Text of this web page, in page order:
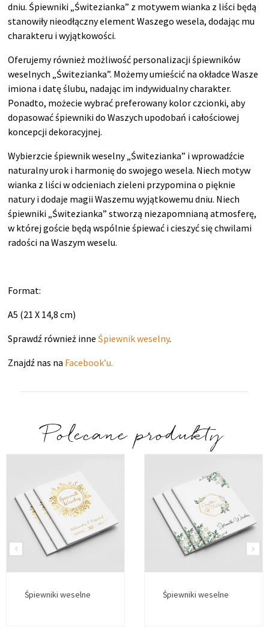
dniu. Śpiewniki „Świtezianka” z motywem wianka z liści będą
stanowiły nieodłączny element Waszego wesela, dodając mu
charakteru i wyjątkowości.
Oferujemy również możliwość personalizacji śpiewników
weselnych „Świtezianka”. Możemy umieścić na okładce Wasze
imiona i datę ślubu, nadając im indywidualny charakter.
Ponadto, możecie wybrać preferowany kolor czcionki, aby
dopasować śpiewniki do Waszych upodobań i całościowej
koncepcji dekoracyjnej.
Wybierzcie śpiewnik weselny „Świtezianka” i wprowadźcie
naturalny urok i harmonię do swojego wesela. Niech motyw
wianka z liści w odcieniach zieleni przypomina o pięknie
natury i dodaje magii Waszemu wyjątkowemu dniu. Niech
śpiewniki „Świtezianka” stworzą niezapomnianą atmosferę,
w której goście będą wspólnie śpiewać i cieszyć się chwilami
radości na Waszym weselu.
Format:
A5 (21 X 14,8 cm)
Sprawdź również inne Śpiewnik weselny.
Znajdź nas na Facebook’u.
Polecane produkty
Śpiewniki weselne Śpiewniki weselne